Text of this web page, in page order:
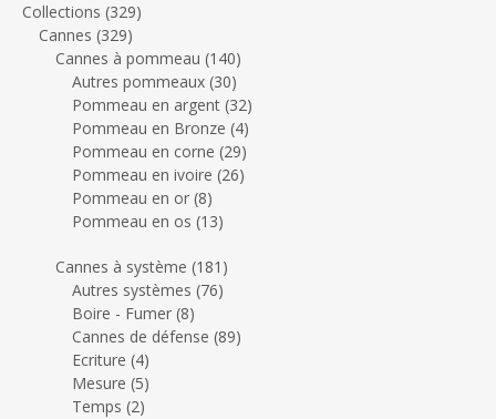
Collections (329)
Cannes (329)
Cannes à pommeau (140)
Autres pommeaux (30)
Pommeau en argent (32)
Pommeau en Bronze (4)
Pommeau en corne (29)
Pommeau en ivoire (26)
Pommeau en or (8)
Pommeau en os (13)
Cannes à système (181)
Autres systèmes (76)
Boire - Fumer (8)
Cannes de défense (89)
Ecriture (4)
Mesure (5)
Temps (2)